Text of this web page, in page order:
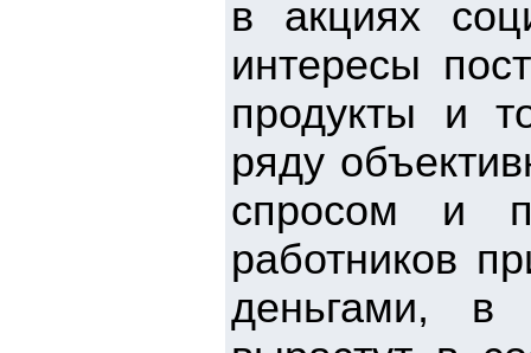
в акциях
интересы
продукты и
ряду
спросом и
работников
деньгами, в